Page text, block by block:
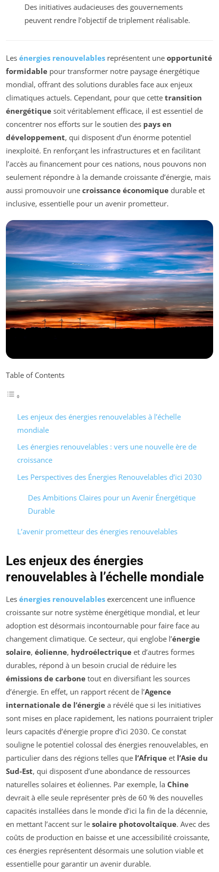
Des initiatives audacieuses des gouvernements
peuvent rendre l’objectif de triplement réalisable.
Les énergies renouvelables représentent une opportunité
formidable pour transformer notre paysage énergétique
mondial, offrant des solutions durables face aux enjeux
climatiques actuels. Cependant, pour que cette transition
énergétique soit véritablement efficace, il est essentiel de
concentrer nos efforts sur le soutien des pays en
développement, qui disposent d’un énorme potentiel
inexploité. En renforçant les infrastructures et en facilitant
l’accès au financement pour ces nations, nous pouvons non
seulement répondre à la demande croissante d’énergie, mais
aussi promouvoir une croissance économique durable et
inclusive, essentielle pour un avenir prometteur.
Table of Contents
Les enjeux des énergies renouvelables à l’échelle
mondiale
Les énergies renouvelables : vers une nouvelle ère de
croissance
Les Perspectives des Énergies Renouvelables d’ici 2030
Des Ambitions Claires pour un Avenir Énergétique
Durable
L’avenir prometteur des énergies renouvelables
Les enjeux des énergies
renouvelables à l’échelle mondiale
Les énergies renouvelables exercencent une influence
croissante sur notre système énergétique mondial, et leur
adoption est désormais incontournable pour faire face au
changement climatique. Ce secteur, qui englobe l’énergie
solaire, éolienne, hydroélectrique et d’autres formes
durables, répond à un besoin crucial de réduire les
émissions de carbone tout en diversifiant les sources
d’énergie. En effet, un rapport récent de l’Agence
internationale de l’énergie a révélé que si les initiatives
sont mises en place rapidement, les nations pourraient tripler
leurs capacités d’énergie propre d’ici 2030. Ce constat
souligne le potentiel colossal des énergies renouvelables, en
particulier dans des régions telles que l’Afrique et l’Asie du
Sud-Est, qui disposent d’une abondance de ressources
naturelles solaires et éoliennes. Par exemple, la Chine
devrait à elle seule représenter près de 60 % des nouvelles
capacités installées dans le monde d’ici la fin de la décennie,
en mettant l’accent sur le solaire photovoltaïque. Avec des
coûts de production en baisse et une accessibilité croissante,
ces énergies représentent désormais une solution viable et
essentielle pour garantir un avenir durable.